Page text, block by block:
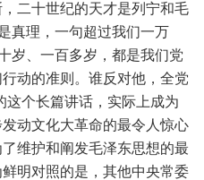
二十世纪的天才是列宁和毛
真理，一句超过我们一万
岁、一百多岁，都是我们党
动的准则。谁反对他，全党
这个长篇讲话，实际上成为
动文化大革命的最令人惊心
维护和阐发毛泽东思想的最
明对照的是，其他中央常委